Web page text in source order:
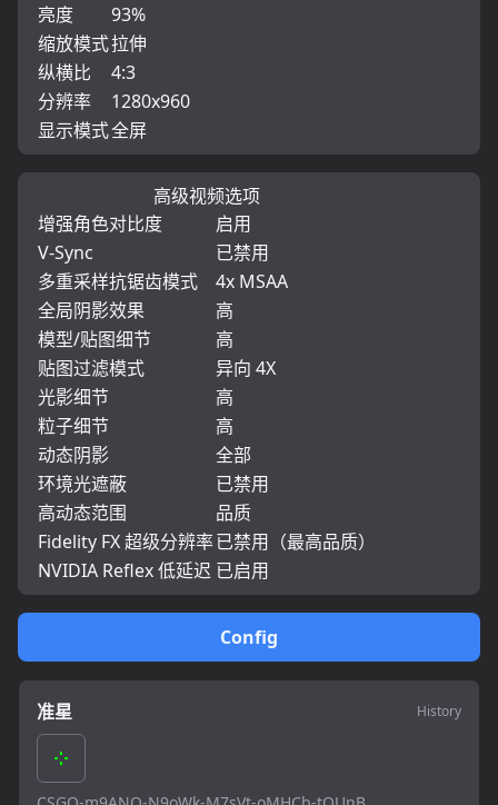
Config
准星 History
亮度
93%
缩放模式拉伸
纵横比
4:3
分辨率
1280x960
显示模式全屏
高级视频选项
增强角色对比度
启用
V-Sync
已禁用
多重采样抗锯齿模式
4x MSAA
全局阴影效果
高
模型/贴图细节
高
贴图过滤模式
异向 4X
光影细节
高
粒子细节
高
动态阴影
全部
环境光遮蔽
已禁用
高动态范围
品质
Fidelity FX 超级分辨率已禁用（最高品质）
NVIDIA Reflex 低延迟 已启用